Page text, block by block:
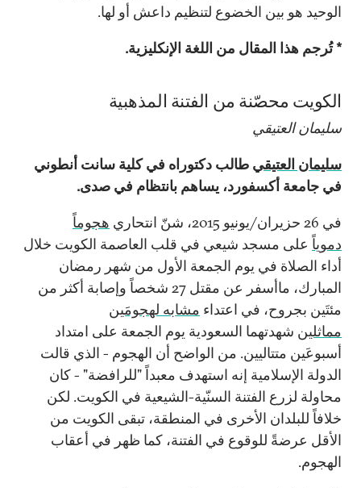
الوحيد هو بين الخضوع لتنظيم داعش أو لها.
* تُرجم هذا المقال من اللغة الإنكليزية.
الكويت محصّنة من الفتنة المذهبية
سليمان العتيقي
سليمان العتيقي طالب دكتوراه في كلية سانت أنطوني
في جامعة أكسفورد، يساهم بانتظام في صدى.
في 26 حزيران/يونيو 2015، شنّ انتحاري
هجوماً
دموياً على مسجد شيعي في قلب العاصمة الكويت خلال
أداء الصلاة في يوم الجمعة الأول من شهر رمضان
المبارك، ماأسفر عن مقتل 27 شخصاً وإصابة أكثر من
مئتَين بجروح، في اعتداء مشابه لهجومَين
مماثلين شهدتهما السعودية يوم الجمعة على امتداد
أسبوعَين متتاليين. من الواضح أن الهجوم - الذي قالت
الدولة الإسلامية إنه استهدف معبداً "للرافضة" - كان
محاولة لزرع الفتنة السنّية-الشيعية في الكويت. لكن
خلافاً للبلدان الأخرى في المنطقة، تبقى الكويت من
الأقل عرضةً للوقوع في الفتنة، كما ظهر في أعقاب
الهجوم.